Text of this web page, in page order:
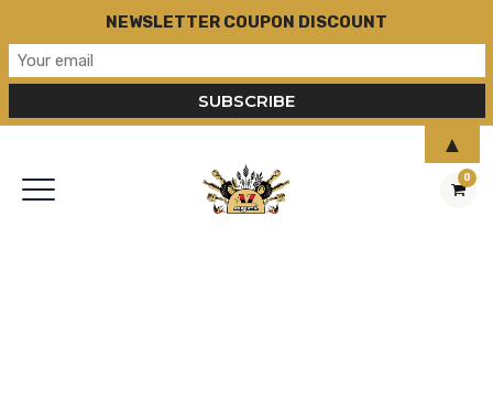
0
NEWSLETTER COUPON DISCOUNT
▲